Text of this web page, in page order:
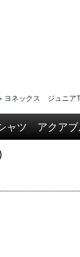
ヨネックス ジュニア
ャツ アクア